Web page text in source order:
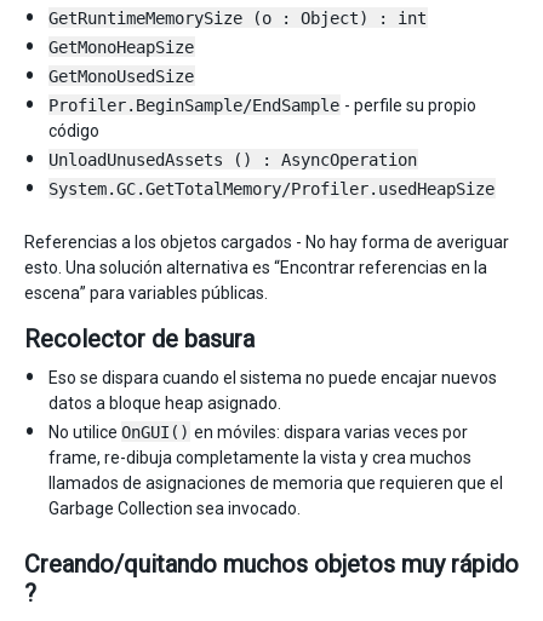
GetRuntimeMemorySize (o : Object) : int
GetMonoHeapSize
GetMonoUsedSize
Profiler.BeginSample/EndSample - perfile su propio
código
UnloadUnusedAssets () : AsyncOperation
System.GC.GetTotalMemory/Profiler.usedHeapSize
Referencias a los objetos cargados - No hay forma de averiguar
esto. Una solución alternativa es “Encontrar referencias en la
escena” para variables públicas.
Recolector de basura
Eso se dispara cuando el sistema no puede encajar nuevos
datos a bloque heap asignado.
No utilice OnGUI() en móviles: dispara varias veces por
frame, re-dibuja completamente la vista y crea muchos
llamados de asignaciones de memoria que requieren que el
Garbage Collection sea invocado.
Creando/quitando muchos objetos muy rápido
?